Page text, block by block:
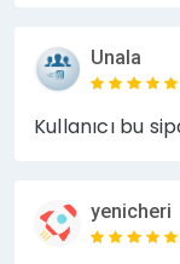
Unala
Kullanıcı bu
yenicheri